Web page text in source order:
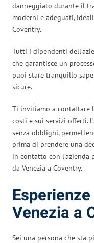
danneggiato durante il
moderni e adeguati,
Coventry.
Tutti i dipendenti
che garantisce un
puoi stare tranquillo
sicure.
Ti invitiamo a contattare
costi e sui servizi offerti.
senza obblighi,
prima di prendere una
in contatto con
da Venezia a Coventry.
Venezia a
Sei una persona che sta